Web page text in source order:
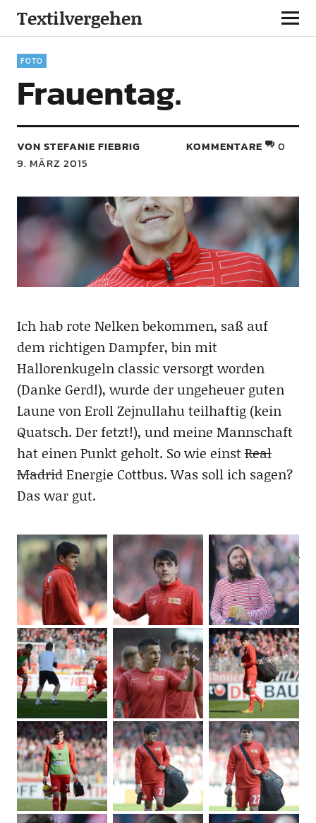
Textilvergehen
FOTO
Frauentag.
VON STEFANIE FIEBRIG
9. MÄRZ 2015
KOMMENTARE 0
Ich hab rote Nelken bekommen, saß auf
dem richtigen Dampfer, bin mit
Hallorenkugeln classic versorgt worden
(Danke Gerd!), wurde der ungeheuer guten
Laune von Eroll Zejnullahu teilhaftig (kein
Quatsch. Der fetzt!), und meine Mannschaft
hat einen Punkt geholt. So wie einstReal
MadridEnergie Cottbus. Was soll ich sagen?
Das war gut.